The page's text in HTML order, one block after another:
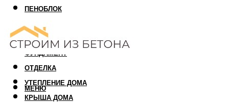
ПЕНОБЛОК
ГАЗОБЛОК
АРБОЛИТОВЫЙ БЛОК
ФУНДАМЕНТ
ОТДЕЛКА
УТЕПЛЕНИЕ ДОМА
КРЫША ДОМА
МЕНЮ